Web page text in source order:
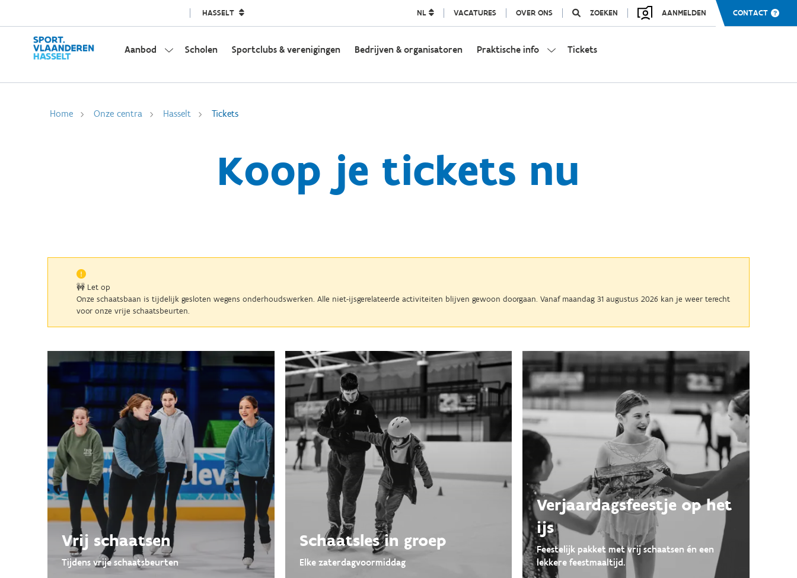
HASSELT NL VACATURES OVER ONS ZOEKEN AANMELDEN CONTACT
Aanbod Scholen Sportclubs & verenigingen Bedrijven & organisatoren Praktische info Tickets
Home Onze centra Hasselt Tickets
Koop je tickets nu
🚧 Let op
Onze schaatsbaan is tijdelijk gesloten wegens onderhoudswerken. Alle niet-ijsgerelateerde activiteiten blijven gewoon doorgaan. Vanaf maandag 31 augustus 2026 kan je weer terecht
voor onze vrije schaatsbeurten.
Vrij schaatsen
Tijdens vrije schaatsbeurten
Schaatsles in groep
Elke zaterdagvoormiddag
Verjaardags­feestje op het
ijs
Feestelijk pakket met vrij schaatsen én een
lekkere feestmaaltijd.